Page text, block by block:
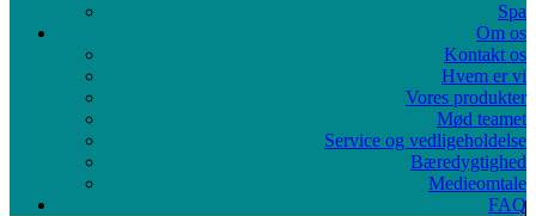
Spa
Om os
Kontakt os
Hvem er vi
Vores produkter
Mød teamet
Service og vedligeholdelse
Bæredygtighed
Medieomtale
FAQ